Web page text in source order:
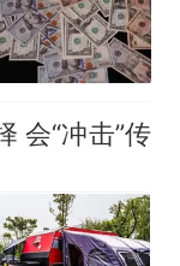
会“冲击”传